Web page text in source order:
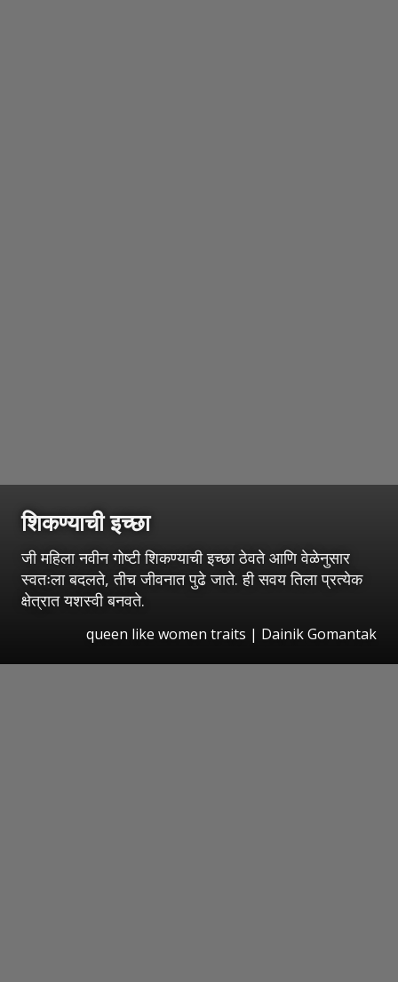
शिकण्याची इच्छा
जी महिला नवीन गोष्टी शिकण्याची इच्छा ठेवते आणि वेळेनुसार
स्वतःला बदलते, तीच जीवनात पुढे जाते. ही सवय तिला प्रत्येक
क्षेत्रात यशस्वी बनवते.
queen like women traits | Dainik Gomantak